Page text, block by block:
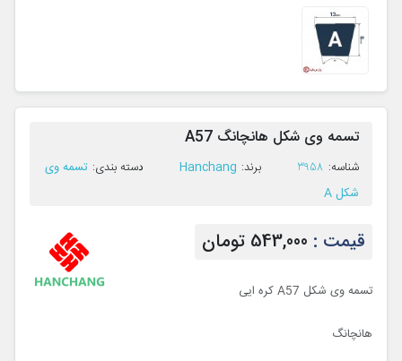
تسمه وی شکل هانچانگ A57
ﺷﻨﺎﺳﻪ: 3958 ﺑﺮﻧﺪ: Hanchang ﺩﺳﺘﻪ ﺑﻨﺪی: تسمه وی
شکل A
قیمت : 543,000 تومان
تسمه وی شکل A57 کره ایی
هانچانگ